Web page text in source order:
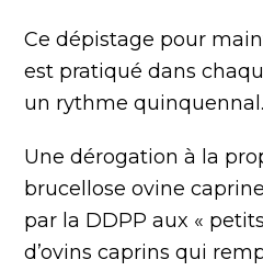
Ce dépistage pour
est pratiqué dans
un rythme quinquennal.
Une dérogation à la
brucellose ovine
par la DDPP aux «
d’ovins caprins qui